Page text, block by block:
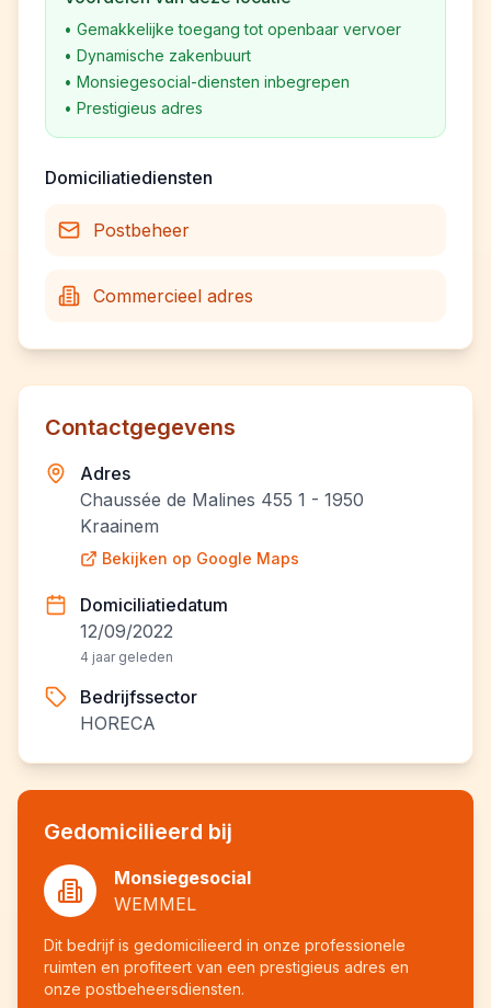
• Gemakkelijke toegang tot openbaar vervoer
• Dynamische zakenbuurt
• Monsiegesocial-diensten inbegrepen
• Prestigieus adres
Domiciliatiediensten
Postbeheer
Commercieel adres
Contactgegevens
Adres
Chaussée de Malines 455 1 - 1950
Kraainem
Bekijken op Google Maps
Domiciliatiedatum
12/09/2022
4 jaar geleden
Bedrijfssector
HORECA
Gedomicilieerd bij
Monsiegesocial
WEMMEL
Dit bedrijf is gedomicilieerd in onze professionele
ruimten en profiteert van een prestigieus adres en
onze postbeheersdiensten.